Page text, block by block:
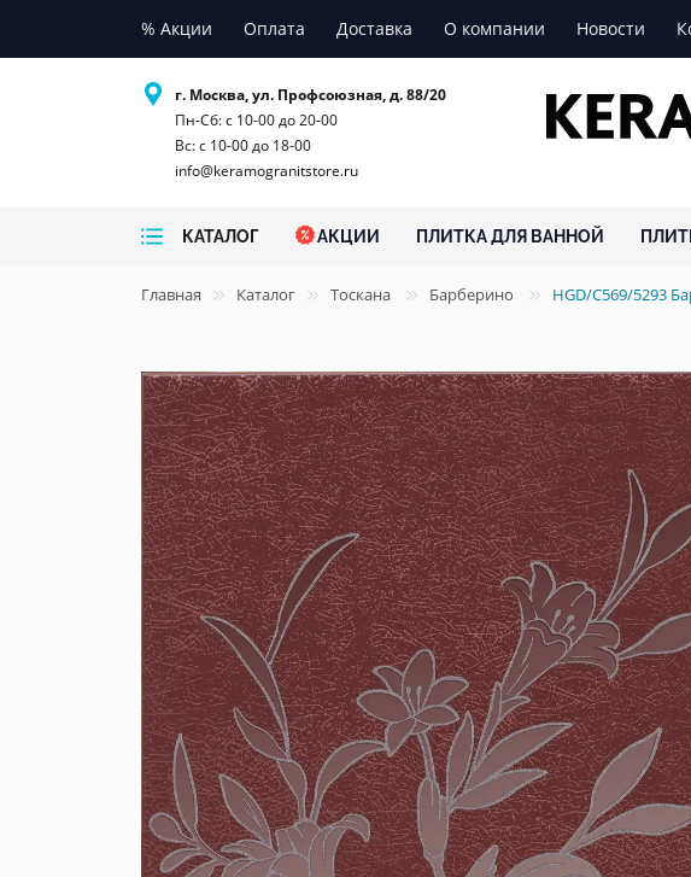
% Акции Оплата Доставка О компании Новости
г. Москва, ул. Профсоюзная, д. 88/20
Пн-Сб: с 10-00 до 20-00
Вс: с 10-00 до 18-00
info@keramogranitstore.ru
КАТАЛОГ АКЦИИ ПЛИТКА ДЛЯ ВАННОЙ
Главная Каталог Тоскана Барберино HGD/C569/5293